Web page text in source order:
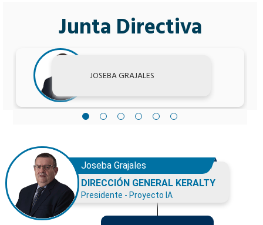
Junta Directiva
JOSEBA GRAJALES
Joseba Grajales
DIRECCIÓN GENERAL KERALTY
Presidente - Proyecto IA